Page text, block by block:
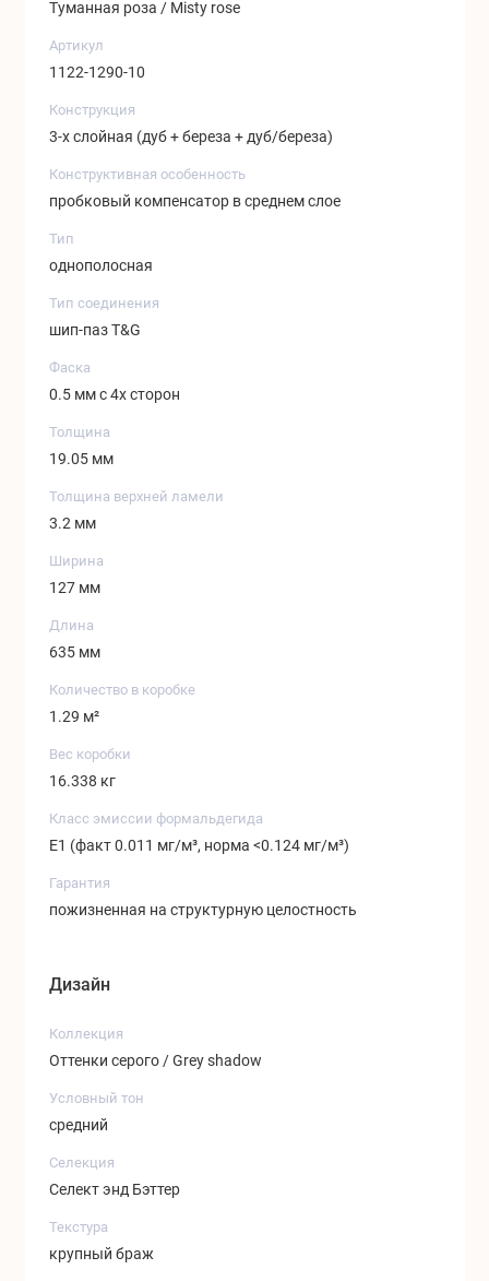
Туманная роза / Misty rose
Артикул
1122-1290-10
Конструкция
3-х слойная (дуб + береза + дуб/береза)
Конструктивная особенность
пробковый компенсатор в среднем слое
Тип
однополосная
Тип соединения
шип-паз T&G
Фаска
0.5 мм с 4х сторон
Толщина
19.05 мм
Толщина верхней ламели
3.2 мм
Ширина
127 мм
Длина
635 мм
Количество в коробке
1.29 м²
Вес коробки
16.338 кг
Класс эмиссии формальдегида
Е1 (факт 0.011 мг/м³, норма <0.124 мг/м³)
Гарантия
пожизненная на структурную целостность
Дизайн
Коллекция
Оттенки серого / Grey shadow
Условный тон
средний
Селекция
Селект энд Бэттер
Текстура
крупный браж